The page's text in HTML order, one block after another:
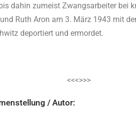
dahin zumeist Zwangsarbeiter bei
Ruth Aron am 3. März 1943 mit
deportiert und ermordet.
<<<>>>
/ Autor: